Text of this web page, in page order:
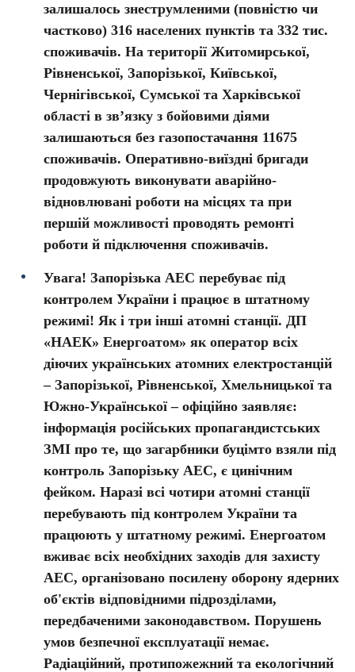
залишалось знеструмленими (повністю чи
частково) 316 населених пунктів та 332 тис.
споживачів. На території Житомирської,
Рівненської, Запорізької, Київської,
Чернігівської, Сумської та Харківської
області в зв’язку з бойовими діями
залишаються без газопостачання 11675
споживачів. Оперативно-виїздні бригади
продовжують виконувати аварійно-
відновлювані роботи на місцях та при
першій можливості проводять ремонті
роботи й підключення споживачів.
Увага! Запорізька АЕС перебуває під
контролем України і працює в штатному
режимі! Як і три інші атомні станції. ДП
«НАЕК» Енергоатом» як оператор всіх
діючих українських атомних електростанцій
– Запорізької, Рівненської, Хмельницької та
Южно-Української – офіційно заявляє:
інформація російських пропагандистських
ЗМІ про те, що загарбники буцімто взяли під
контроль Запорізьку АЕС, є цинічним
фейком. Наразі всі чотири атомні станції
перебувають під контролем України та
працюють у штатному режимі. Енергоатом
вживає всіх необхідних заходів для захисту
АЕС, організовано посилену оборону ядерних
об'єктів відповідними підрозділами,
передбаченими законодавством. Порушень
умов безпечної експлуатації немає.
Радіаційний, протипожежний та екологічний